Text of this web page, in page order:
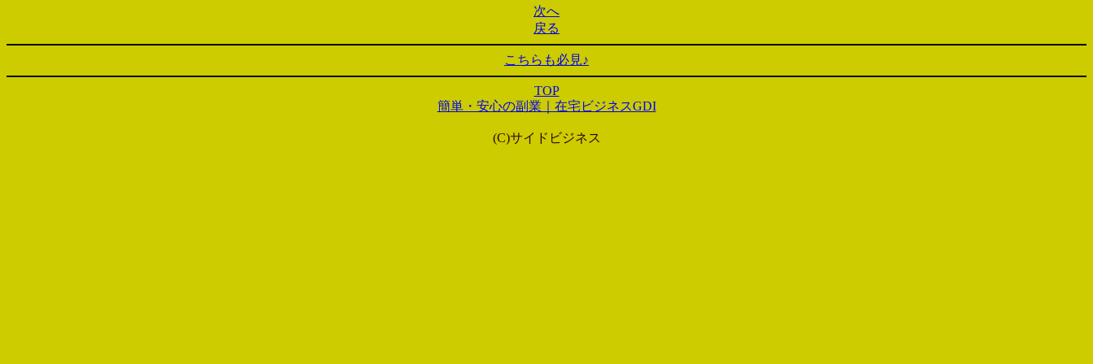
次へ
戻る
こちらも必見♪
TOP
簡単・安心の副業｜在宅ビジネスGDI
(C)サイドビジネス